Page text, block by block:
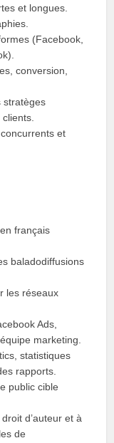
et longues.
(Facebook,
conversion,
stratèges
et
français
baladodiffusions
les réseaux
Ads,
marketing.
statistiques
rapports.
public cible
d’auteur et à
de